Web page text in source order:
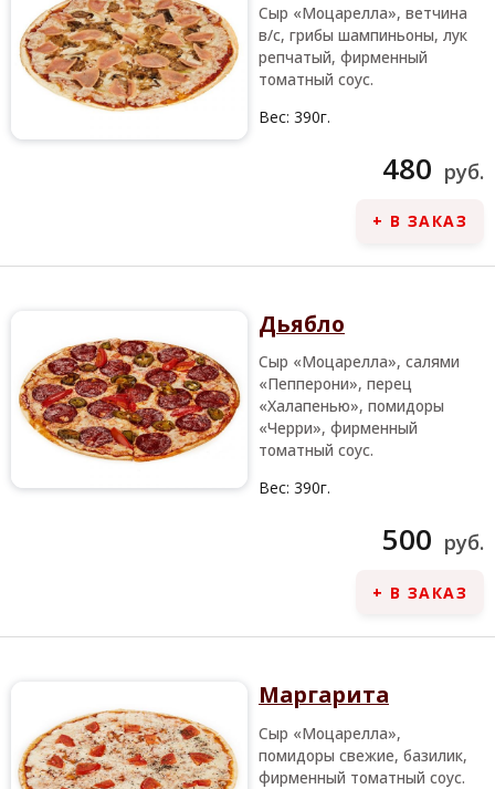
Сыр «Моцарелла», ветчина
в/с, грибы шампиньоны, лук
репчатый, фирменный
томатный соус.
Вес: 390г.
480 руб.
+ В ЗАКАЗ
Дьябло
Сыр «Моцарелла», салями
«Пепперони», перец
«Халапенью», помидоры
«Черри», фирменный
томатный соус.
Вес: 390г.
500 руб.
+ В ЗАКАЗ
Маргарита
Сыр «Моцарелла»,
помидоры свежие, базилик,
фирменный томатный соус.